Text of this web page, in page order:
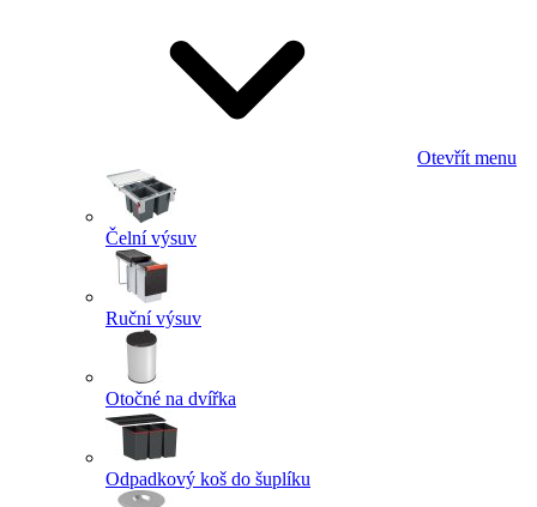
Otevřít menu
Čelní výsuv
Ruční výsuv
Otočné na dvířka
Odpadkový koš do šuplíku